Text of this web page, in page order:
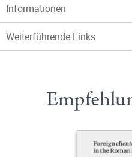
Informationen
Weiterführende Links